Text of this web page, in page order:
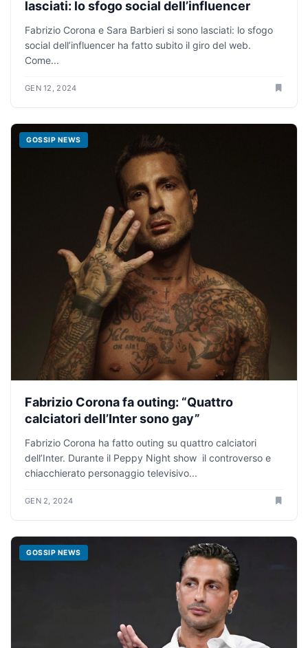
lasciati: lo sfogo social dell’influencer
Fabrizio Corona e Sara Barbieri si sono lasciati: lo sfogo
social dell’influencer ha fatto subito il giro del web.
Come...
GEN 12, 2024
GOSSIP NEWS
Fabrizio Corona fa outing: “Quattro
calciatori dell’Inter sono gay”
Fabrizio Corona ha fatto outing su quattro calciatori
dell’Inter. Durante il Peppy Night show il controverso e
chiacchierato personaggio televisivo...
GEN 2, 2024
GOSSIP NEWS